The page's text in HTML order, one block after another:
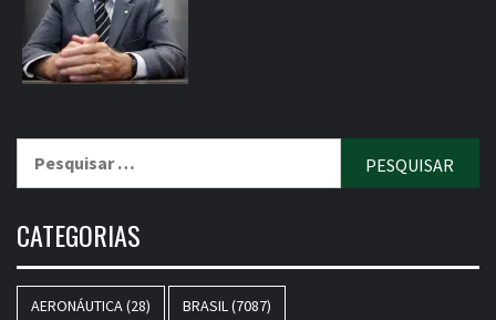
por:
CATEGORIAS
AERONÁUTICA (28) BRASIL (7087)